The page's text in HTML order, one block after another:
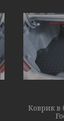
Коврик в